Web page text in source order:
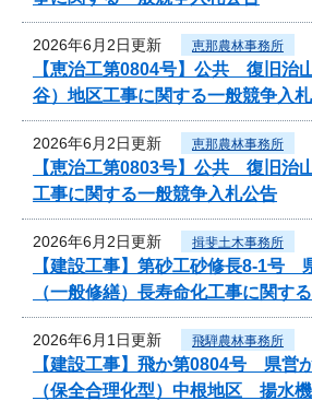
2026年6月2日更新 恵那農林事務所
【恵治工第0804号】公共 復旧治
谷）地区工事に関する一般競争入
2026年6月2日更新 恵那農林事務所
【恵治工第0803号】公共 復旧治
工事に関する一般競争入札公告
2026年6月2日更新 揖斐土木事務所
【建設工事】第砂工砂修長8-1号
（一般修繕）長寿命化工事に関す
2026年6月1日更新 飛騨農林事務所
【建設工事】飛か第0804号 県営
（保全合理化型）中根地区 揚水